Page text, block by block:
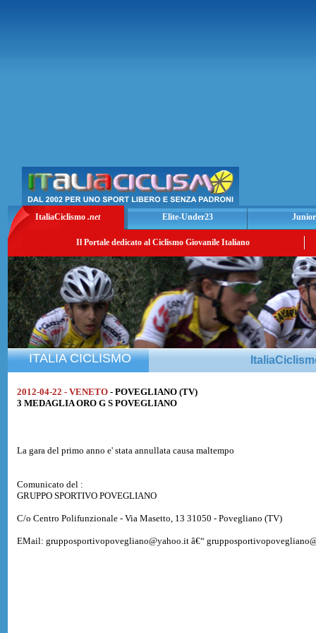
ItaliaCiclismo .net Elite-Under23
Il Portale dedicato al Ciclismo Giovanile Italiano
ITALIA CICLISMO
2012-04-22 - VENETO - POVEGLIANO (TV)
3 MEDAGLIA ORO G S POVEGLIANO
La gara del primo anno e' stata annullata causa maltempo
Comunicato del :
GRUPPO SPORTIVO POVEGLIANO
C/o Centro Polifunzionale - Via Masetto, 13 31050 - Povegliano (TV)
EMail: grupposportivopovegliano@yahoo.it â€“